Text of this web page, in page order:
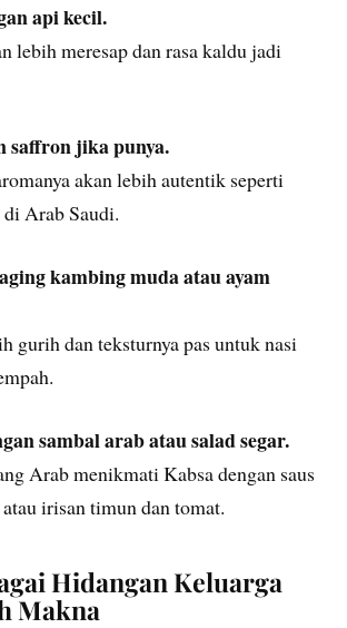
api kecil.
lebih meresap dan rasa kaldu jadi
saffron jika punya.
akan lebih autentik seperti
Arab Saudi.
kambing muda atau ayam
gurih dan teksturnya pas untuk nasi
sambal arab atau salad segar.
Arab menikmati Kabsa dengan saus
irisan timun dan tomat.
Hidangan Keluarga
Makna